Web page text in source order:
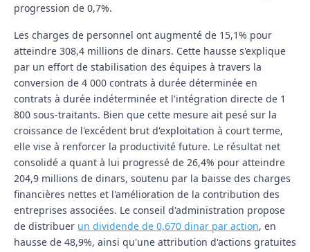
progression de 0,7%.
Les charges de personnel ont augmenté de 15,1% pour
atteindre 308,4 millions de dinars. Cette hausse s'explique
par un effort de stabilisation des équipes à travers la
conversion de 4 000 contrats à durée déterminée en
contrats à durée indéterminée et l'intégration directe de 1
800 sous-traitants. Bien que cette mesure ait pesé sur la
croissance de l'excédent brut d'exploitation à court terme,
elle vise à renforcer la productivité future. Le résultat net
consolidé a quant à lui progressé de 26,4% pour atteindre
204,9 millions de dinars, soutenu par la baisse des charges
financières nettes et l'amélioration de la contribution des
entreprises associées. Le conseil d'administration propose
de distribuer un dividende de 0,670 dinar par action, en
hausse de 48,9%, ainsi qu'une attribution d'actions gratuites